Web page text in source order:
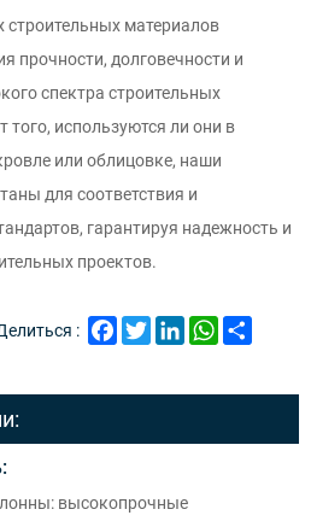
материалов
прочности, долговечности и
спектра строительных
используются ли они в
или облицовке, наши
для соответствия и
гарантируя надежность и
проектов.
: FacebookTwitterLinkedInWhatsApp
высокопрочные